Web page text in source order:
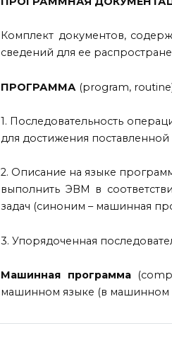
Комплект документов,
сведений для ее
ПРОГРАММА (program,
1. Последовательность
для достижения поставленной
2. Описание на языке
выполнить ЭВМ в
задач (синоним – машинная
3. Упорядоченная
Машинная программа
машинном языке (в машинном